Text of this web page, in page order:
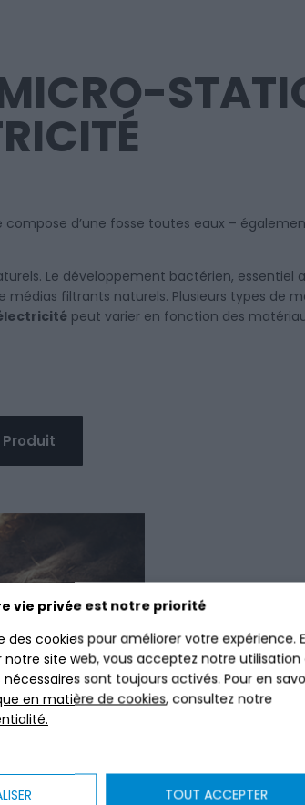
vie privée est notre priorité
des cookies pour améliorer votre expérience.
site web, vous acceptez notre utilisation
nécessaires sont toujours activés. Pour en
en matière de cookies, consultez notre
TOUT ACCEPTER
d’une fosse toutes eaux –
Le développement bactérien,
filtrants naturels. Plusieurs types de
peut varier en fonction des